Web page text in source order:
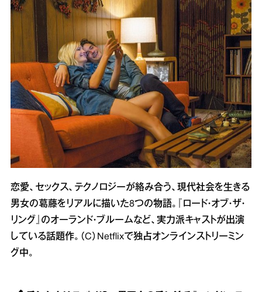
恋愛、セックス、テクノロジーが絡み合う、現代社会を生きる
男女の葛藤をリアルに描いた8つの物語。『ロード・オブ・ザ・
リング』のオーランド・ブルームなど、実力派キャストが出演
している話題作。（C）Netflixで独占オンラインストリーミン
グ中。